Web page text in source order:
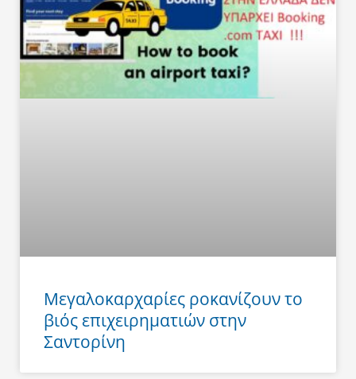
Μεγαλοκαρχαρίες ροκανίζουν το
βιός επιχειρηματιών στην
Σαντορίνη